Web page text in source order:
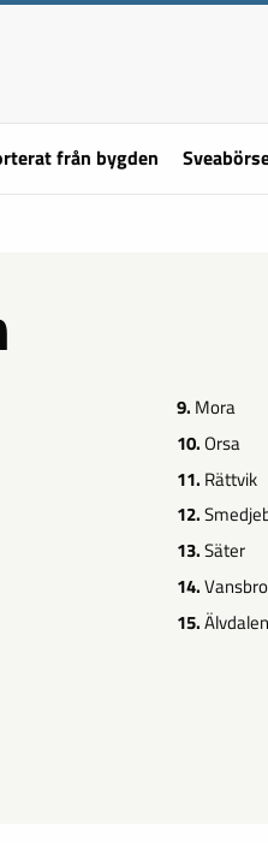
från bygden
9. Mora
10.Orsa
11. Rättvik
12.
13.Säter
14.Vansbro
15.Älvdalen